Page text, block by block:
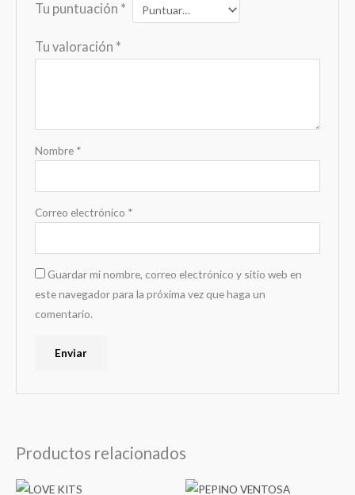
Tu puntuación *
Tu valoración *
Nombre *
Correo electrónico *
Guardar mi nombre, correo electrónico y sitio web en
este navegador para la próxima vez que haga un
comentario.
Productos relacionados